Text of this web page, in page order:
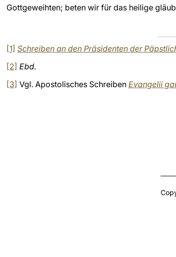
Gottgeweihten; beten wir für das heilige
[1] Schreiben an den Präsidenten der
[2] Ebd.
[3] Vgl. Apostolisches Schreiben Evangelii